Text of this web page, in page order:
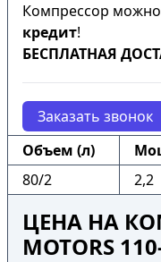
Компрессор
кредит!
БЕСПЛАТНАЯ
Заказать звонок
Объем (л)
80/2
2,2
ЦЕНА НА
MOTORS